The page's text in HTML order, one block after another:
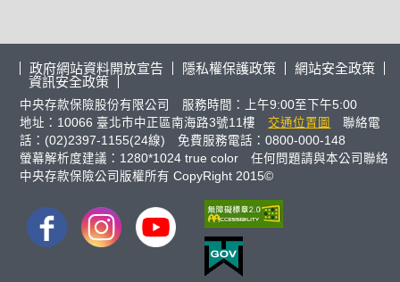
政府網站資料開放宣告 隱私權保護政策
網站安全政策
資訊安全政策
中央存款保險股份有限公司 服務時間：上午9:00至下午5:00
地址：10066 臺北市中正區南海路3號11樓
交通位置圖
聯絡電
話：(02)2397-1155(24線) 免費服務電話：0800-000-148
螢幕解析度建議：1280*1024 true color 任何問題請與本公司聯絡
中央存款保險公司版權所有 CopyRight 2015©
youtube